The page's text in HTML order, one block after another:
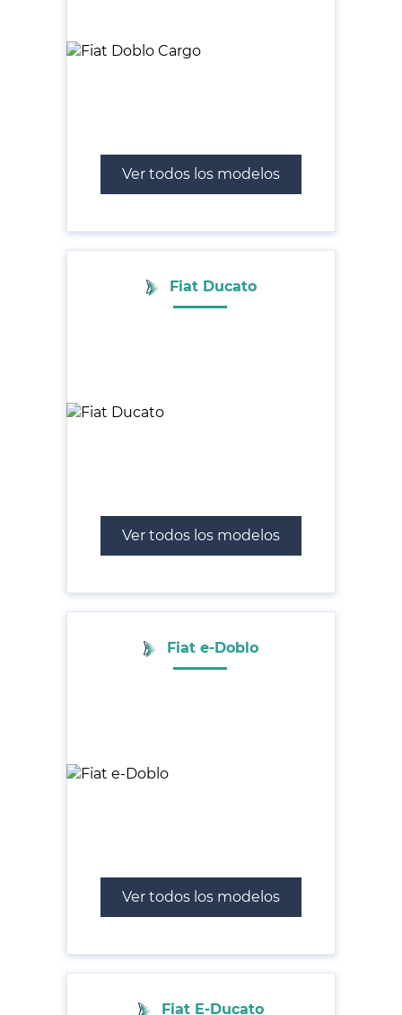
Ver todos los modelos
Fiat Ducato
Ver todos los modelos
Fiat e-Doblo
Ver todos los modelos
Fiat E-Ducato